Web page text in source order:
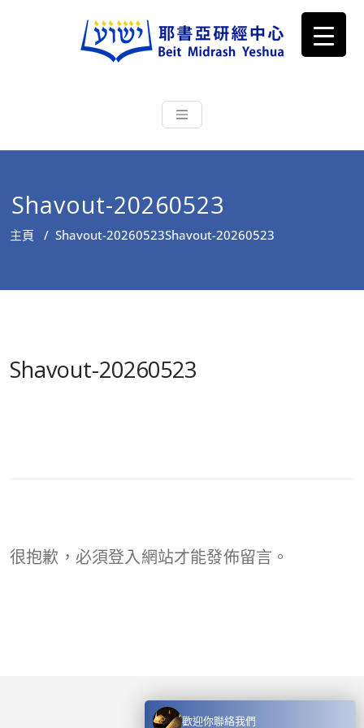
耶書亞研經中心
根源明白聖經，成為更好的門徒
Shavout-20260523
主頁 / Shavout-20260523Shavout-20260523
Shavout-20260523
很抱歉，必須登入網站才能發佈留言。
歡迎你聯絡我們